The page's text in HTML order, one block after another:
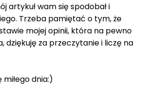
artykuł wam się spodobał i
Trzeba pamiętać o tym, że
mojej opinii, która na pewno
dziękuję za przeczytanie i liczę na
miłego dnia:)